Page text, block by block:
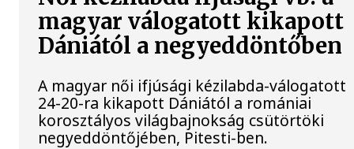
magyar válogatott kikapott
Dániától a negyeddöntőben
A magyar női ifjúsági kézilabda-válogatott
24-20-ra kikapott Dániától a romániai
korosztályos világbajnokság csütörtöki
negyeddöntőjében, Pitesti-ben.